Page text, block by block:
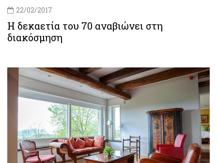
22/02/2017
Η δεκαετία του 70 αναβιώνει στη
διακόσμηση